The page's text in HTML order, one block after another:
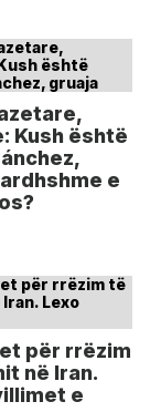
Kush është
e
për rrëzim
në Iran.
e